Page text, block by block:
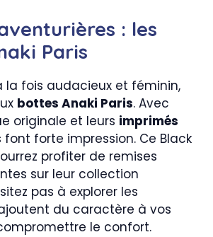
: les
Paris
la fois audacieux et féminin,
bottes Anaki Paris. Avec
originale et leurs imprimés
font forte impression. Ce Black
profiter de remises
sur leur collection
pas à explorer les
du caractère à vos
le confort.